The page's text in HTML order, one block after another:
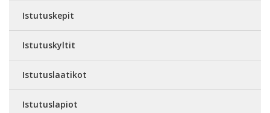
Istutuskepit
Istutuskyltit
Istutuslaatikot
Istutuslapiot